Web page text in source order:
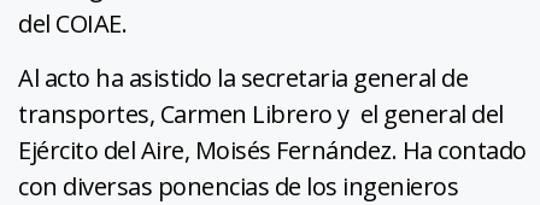
del COIAE.
Al acto ha asistido la secretaria general de
transportes, Carmen Librero y el general del
Ejército del Aire, Moisés Fernández. Ha contado
con diversas ponencias de los ingenieros